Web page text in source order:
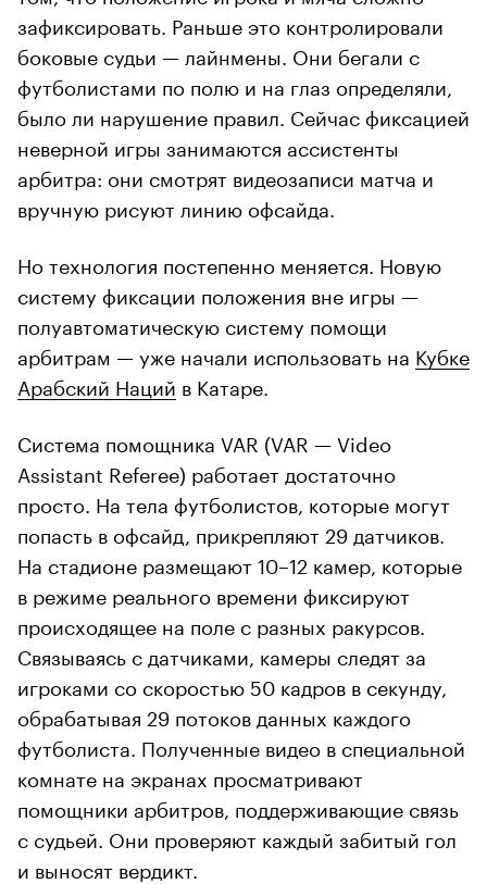
зафиксировать. Раньше это контролировали
боковые судьи — лайнмены. Они бегали с
футболистами по полю и на глаз определяли,
было ли нарушение правил. Сейчас фиксацией
неверной игры занимаются ассистенты
арбитра: они смотрят видеозаписи матча и
вручную рисуют линию офсайда.
Но технология постепенно меняется. Новую
систему фиксации положения вне игры —
полуавтоматическую систему помощи
арбитрам — уже начали использовать на Кубке
Арабский Наций в Катаре.
Система помощника VAR (VAR — Video
Assistant Referee) работает достаточно
просто. На тела футболистов, которые могут
попасть в офсайд, прикрепляют 29 датчиков.
На стадионе размещают 10–12 камер, которые
в режиме реального времени фиксируют
происходящее на поле с разных ракурсов.
Связываясь с датчиками, камеры следят за
игроками со скоростью 50 кадров в секунду,
обрабатывая 29 потоков данных каждого
футболиста. Полученные видео в специальной
комнате на экранах просматривают
помощники арбитров, поддерживающие связь
с судьей. Они проверяют каждый забитый гол
и выносят вердикт.